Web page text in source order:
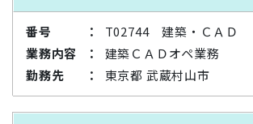
番号
T02744 建築・ＣＡＤ
業務内容
建築ＣＡＤオペ業務
勤務先
東京都 武蔵村山市